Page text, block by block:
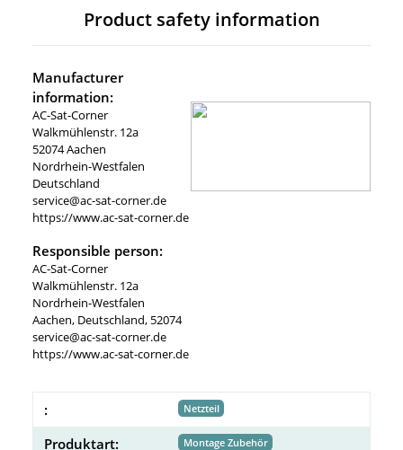
Product safety information
Manufacturer
information:
AC-Sat-Corner
Walkmühlenstr. 12a
52074 Aachen
Nordrhein-Westfalen
Deutschland
service@ac-sat-corner.de
https://www.ac-sat-corner.de
Responsible person:
AC-Sat-Corner
Walkmühlenstr. 12a
Nordrhein-Westfalen
Aachen, Deutschland, 52074
service@ac-sat-corner.de
https://www.ac-sat-corner.de
: Netzteil
Produktart: Montage Zubehör